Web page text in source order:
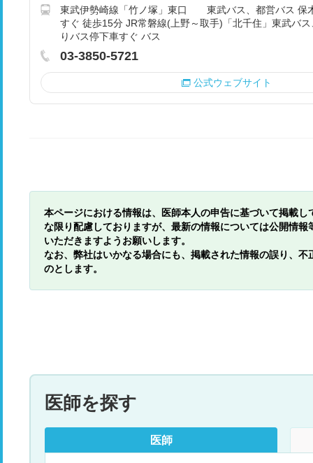
東武伊勢崎線「竹ノ塚」東口 東武バス、都営バス 保
すぐ 徒歩15分 JR常磐線(上野～取手)「北千住」東武バ
りバス停下車すぐ バス
03-3850-5721
公式ウェブサイト
本ページにおける情報は、医師本人の申告に基づいて掲載
な限り配慮しておりますが、最新の情報については公開情
いただきますようお願いします。
なお、弊社はいかなる場合にも、掲載された情報の誤り、
のとします。
医師を探す
医師